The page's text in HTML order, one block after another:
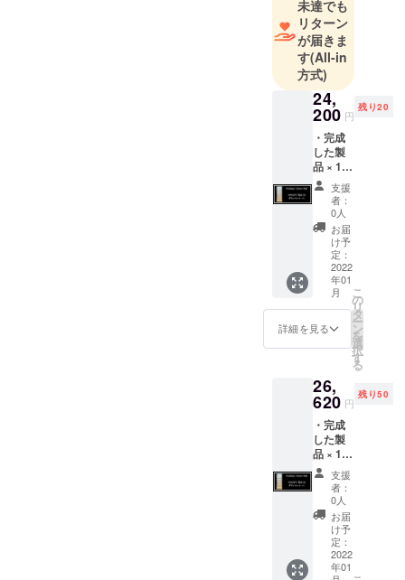
ドプロ
デュースや
美容系サロ
ン、クリ
ニックな
ど、美容と
健康に特化
した究極の
寝具を企
画、開発を
未達でも
リターン
が届きま
す(All-in
方式)
24,
200 円
残り20
・完成
した製
品 × 1
点 ア
ウトド
アダウ
ンマッ
ト 【定
48,400
円の
50％OF
F＝
24,200
円】
ポータ
ウン
マット
・中素
材：
アップ
サイク
ルダウ
ン1200
ｇ ・側
生地：
綿100％
・カ
ラー：
ベー
支援
者：
0人
お届
け予
定：
2022
年01
月
詳細を見る
こ
の
リ
タ
ー
ン
を
選
択
す
る
26,
620 円
残り50
・完成
した製
品 × 1
点 ア
ウトド
アダウ
ンマッ
ト 【定
48,400
円の
支援
者：
0人
お届
け予
定：
2022
年01